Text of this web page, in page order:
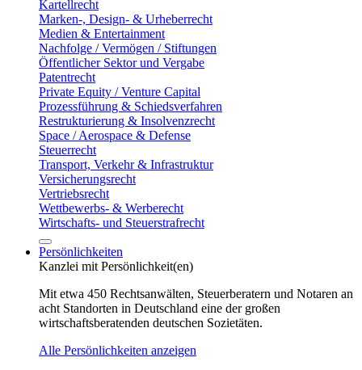
Kartellrecht
Marken-, Design- & Urheberrecht
Medien & Entertainment
Nachfolge / Vermögen / Stiftungen
Öffentlicher Sektor und Vergabe
Patentrecht
Private Equity / Venture Capital
Prozessführung & Schiedsverfahren
Restrukturierung & Insolvenzrecht
Space / Aerospace & Defense
Steuerrecht
Transport, Verkehr & Infrastruktur
Versicherungsrecht
Vertriebsrecht
Wettbewerbs- & Werberecht
Wirtschafts- und Steuerstrafrecht
Persönlichkeiten
Kanzlei mit Persönlichkeit(en)
Mit etwa 450 Rechtsanwälten, Steuerberatern und Notaren an
acht Standorten in Deutschland eine der großen
wirtschaftsberatenden deutschen Sozietäten.
Alle Persönlichkeiten anzeigen